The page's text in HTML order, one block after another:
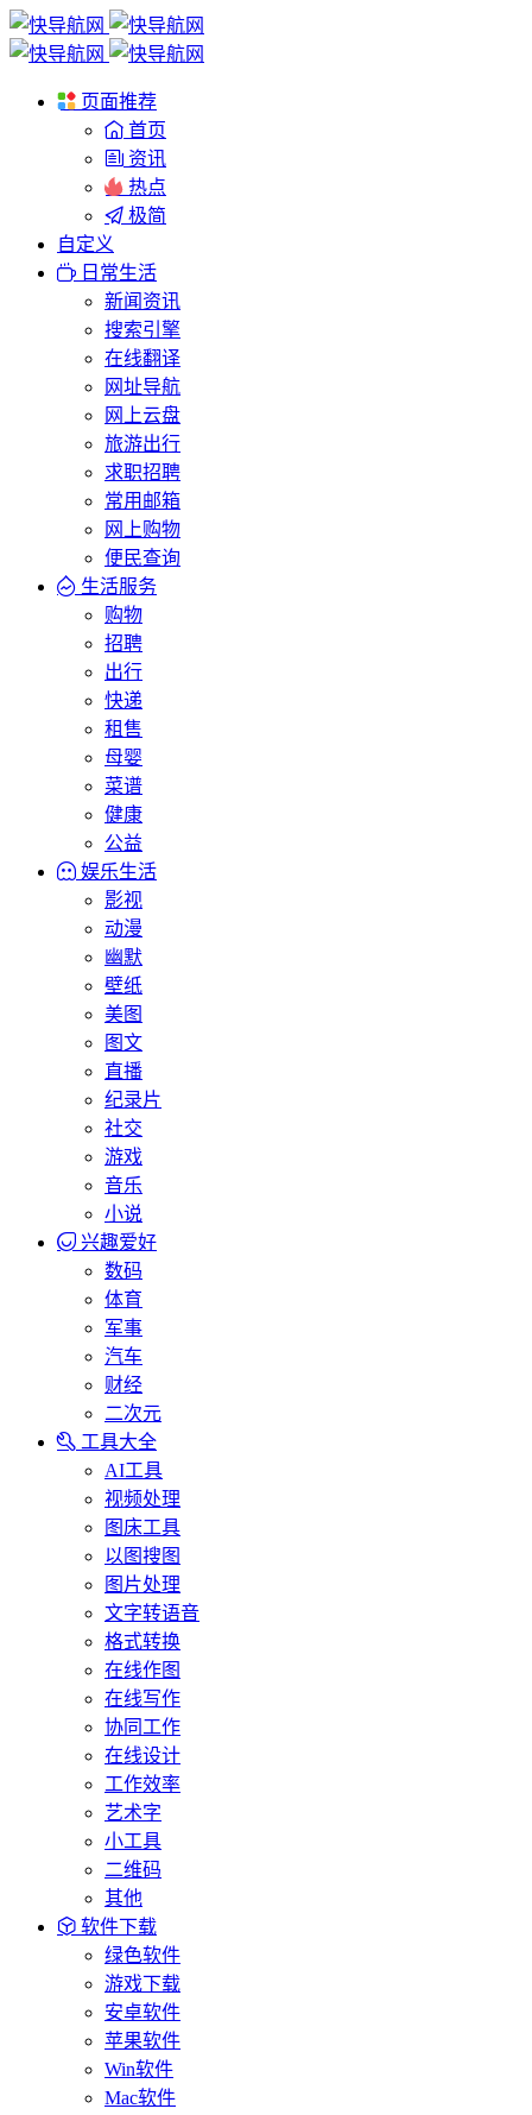
页面推荐
首页
资讯
热点
极简
自定义
日常生活
新闻资讯
搜索引擎
在线翻译
网址导航
网上云盘
旅游出行
求职招聘
常用邮箱
网上购物
便民查询
生活服务
购物
招聘
出行
快递
租售
母婴
菜谱
健康
公益
娱乐生活
影视
动漫
幽默
壁纸
美图
图文
直播
纪录片
社交
游戏
音乐
小说
兴趣爱好
数码
体育
军事
汽车
财经
二次元
工具大全
AI工具
视频处理
图床工具
以图搜图
图片处理
文字转语音
格式转换
在线作图
在线写作
协同工作
在线设计
工作效率
艺术字
小工具
二维码
其他
软件下载
绿色软件
游戏下载
安卓软件
苹果软件
Win软件
Mac软件